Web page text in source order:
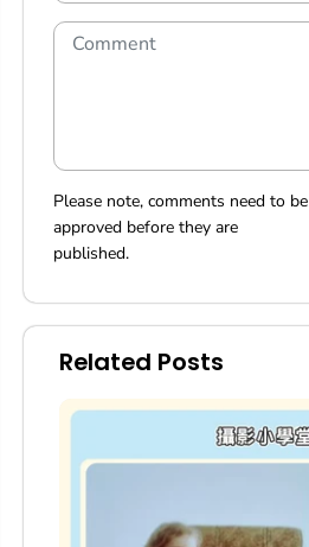
Please note, comments need to be
approved before they are
published.
Related Posts